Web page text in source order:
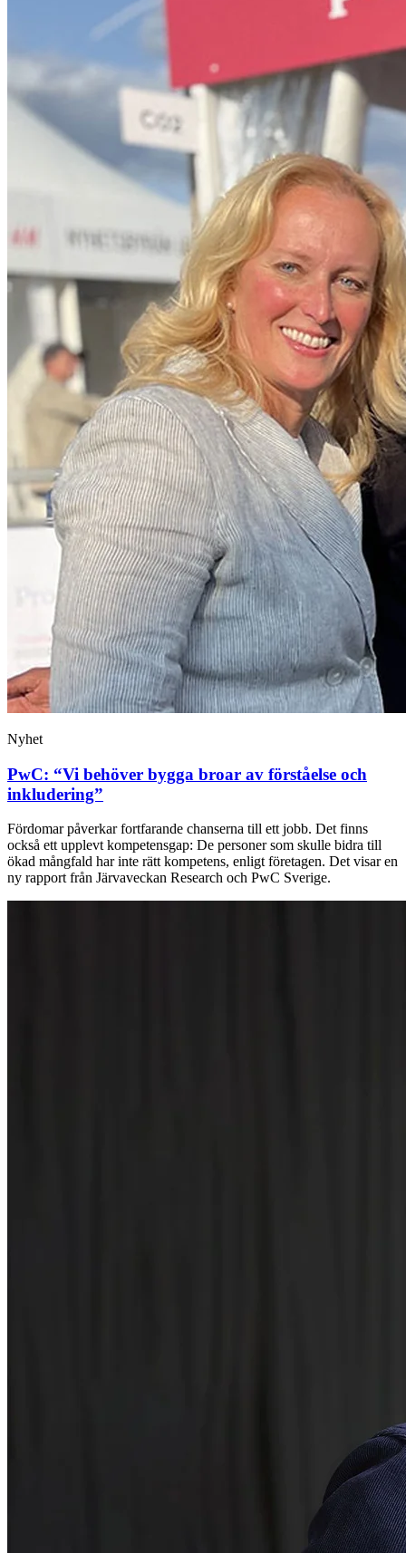
Nyhet
PwC: “Vi behöver bygga broar av förståelse och
inkludering”
Fördomar påverkar fortfarande chanserna till ett jobb. Det finns
också ett upplevt kompetensgap: De personer som skulle bidra till
ökad mångfald har inte rätt kompetens, enligt företagen. Det visar en
ny rapport från Järvaveckan Research och PwC Sverige.